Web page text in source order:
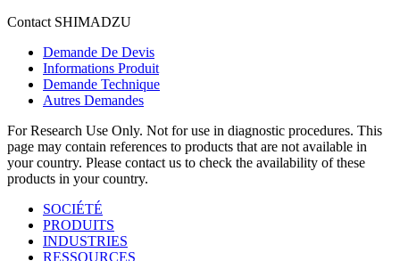
Contact SHIMADZU
Demande De Devis
Informations Produit
Demande Technique
Autres Demandes
For Research Use Only. Not for use in diagnostic procedures. This
page may contain references to products that are not available in
your country. Please contact us to check the availability of these
products in your country.
SOCIÉTÉ
PRODUITS
INDUSTRIES
RESSOURCES